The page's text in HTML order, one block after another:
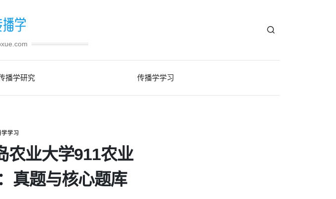
播学研究 传播学学习
学学习
农业大学911农业
真题与核心题库